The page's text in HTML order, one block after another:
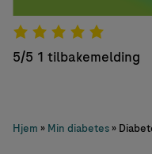
5/5 1 tilbakemelding
Hjem » Min diabetes»